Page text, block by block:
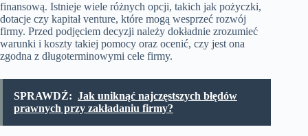
finansową. Istnieje wiele różnych opcji, takich jak pożyczki,
dotacje czy kapitał venture, które mogą wesprzeć rozwój
firmy. Przed podjęciem decyzji należy dokładnie zrozumieć
warunki i koszty takiej pomocy oraz ocenić, czy jest ona
zgodna z długoterminowymi cele firmy.
SPRAWDŹ: Jak uniknąć najczęstszych błędów
prawnych przy zakładaniu firmy?